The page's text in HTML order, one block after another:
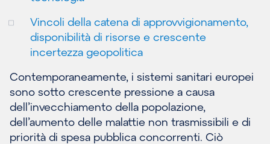
Vincoli della catena di approvvigionamento,
disponibilità di risorse e crescente
incertezza geopolitica
Contemporaneamente, i sistemi sanitari europei
sono sotto crescente pressione a causa
dell’invecchiamento della popolazione,
dell’aumento delle malattie non trasmissibili e di
priorità di spesa pubblica concorrenti. Ciò